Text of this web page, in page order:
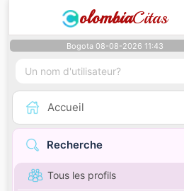
olombiaCitas
Bogota 08-08-2026 11:43
Accueil
Recherche
Tous les profils